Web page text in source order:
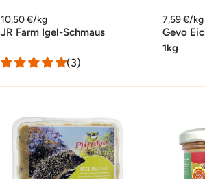
10,50 €/kg
JR Farm Igel-Schmaus
(3)
7,59 €/kg
Gevo
1kg